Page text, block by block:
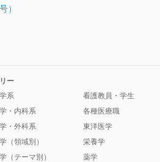
）
ー
系
・内科系
・外科系
（領域別）
（テーマ別）
看護教員・学生
各種医療職
東洋医学
栄養学
薬学